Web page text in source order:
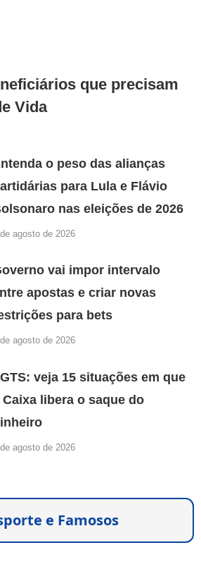
que precisam
Vida
o peso das alianças
para Lula e Flávio
nas eleições de 2026
agosto de 2026
vai impor intervalo
apostas e criar novas
para bets
agosto de 2026
veja 15 situações em que
Caixa libera o saque do
agosto de 2026
e Famosos